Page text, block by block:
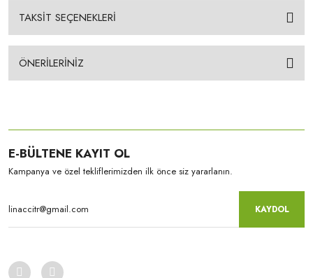
TAKSİT SEÇENEKLERİ
ÖNERİLERİNİZ
E-BÜLTENE KAYIT OL
Kampanya ve özel tekliflerimizden ilk önce siz yararlanın.
KAYDOL